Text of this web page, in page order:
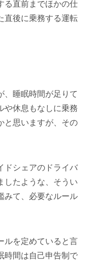
る直前までほかの仕
直後に乗務する運転
睡眠時間が足りて
や休息もなしに乗務
と思いますが、その
シェアのドライバ
したような、そうい
みて、必要なルール
を定めていると言
時間は自己申告制で